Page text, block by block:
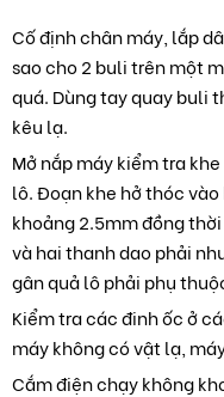
Cố định chân máy, lắp
sao cho 2 buli trên một
quá. Dùng tay quay buli
kêu lạ.
Mở nắp máy kiểm tra
lô. Đoạn khe hở thóc
khoảng 2.5mm đồng
và hai thanh dao phải
gân quả lô phải phụ
Kiểm tra các đinh ốc ở
máy không có vật lạ,
Cắm điện chạy không